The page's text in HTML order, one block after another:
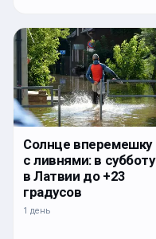
Солнце вперемешку
с ливнями: в субботу
в Латвии до +23
градусов
1 день